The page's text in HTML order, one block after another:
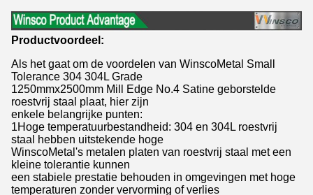
Productvoordeel:
Als het gaat om de voordelen van WinscoMetal Small
Tolerance 304 304L Grade
1250mmx2500mm Mill Edge No.4 Satine geborstelde
roestvrij staal plaat, hier zijn
enkele belangrijke punten:
1Hoge temperatuurbestandheid: 304 en 304L roestvrij
staal hebben uitstekende hoge
WinscoMetal's metalen platen van roestvrij staal met een
kleine tolerantie kunnen
een stabiele prestatie behouden in omgevingen met hoge
temperaturen zonder vervorming of verlies